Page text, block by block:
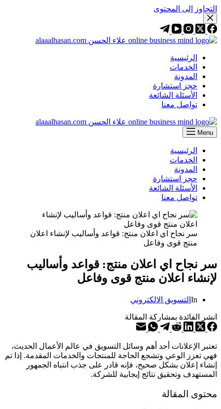
التجاوز إلى المحتوى
الرئيسية
الخدمات
المدونة
حجز استشارة
الأسئلة الشائعة
تواصل معنا
Menu
الرئيسية
الخدمات
المدونة
حجز استشارة
الأسئلة الشائعة
تواصل معنا
سر نجاح اي اعلان منتج: قواعد وأساليب لإنشاء اعلان
منتج قوى وفاعل
سر نجاح اي اعلان منتج: قواعد وأساليب
لإنشاء اعلان منتج قوى وفاعل
In التسويق الالكتروني
انشر الفائدة بمشاركة المقالة
تعتبر الإعلانات أحد أهم وسائل التسويق في عالم الأعمال الحديث،
فهي تعزز الوعي وتشجع الحاجة للمنتجات والخدمات المقدمة. إذا تم
إنشاء إعلان بشكل صحيح، فإنه قادر على جذب انتباه الجمهور
المستهدف وتحقيق نتائج إيجابية للشركة.
محتوى المقالة